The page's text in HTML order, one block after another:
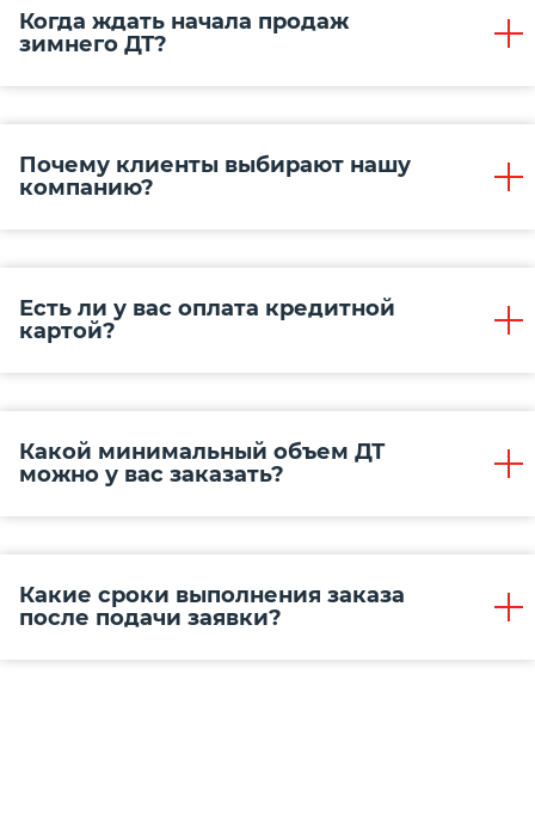
Когда ждать начала продаж
зимнего ДТ?
Почему клиенты выбирают нашу
компанию?
Есть ли у вас оплата кредитной
картой?
Какой минимальный объем ДТ
можно у вас заказать?
Какие сроки выполнения заказа
после подачи заявки?